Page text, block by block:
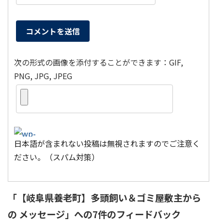
次の形式の画像を添付することができます：GIF,
PNG, JPG, JPEG
日本語が含まれない投稿は無視されますのでご注意く
ださい。（スパム対策）
「 【岐阜県養老町】多頭飼い＆ゴミ屋敷主から
の メッセージ」への7件のフィードバック